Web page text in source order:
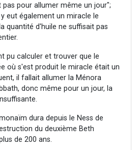
pour allumer même un jour";
eut également un miracle le
quantité d'huile ne suffisait pas
pu calculer et trouver que le
où s'est produit le miracle était un
il fallait allumer la Ménora
donc même pour un jour, la
dura depuis le Ness de
du deuxième Beth
de 200 ans.